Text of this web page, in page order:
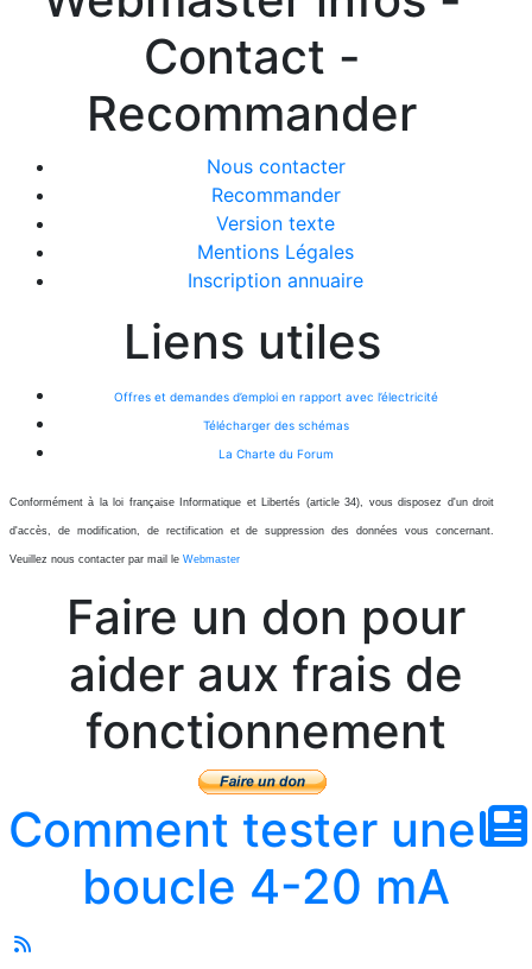
Contact -
Recommander
Nous contacter
Recommander
Version texte
Mentions Légales
Inscription annuaire
Liens utiles
Offres et demandes d’emploi en rapport avec l’électricité
Télécharger des schémas
La Charte du Forum
Conformément à la loi française Informatique et Libertés (article 34), vous disposez d'un droit
d'accès, de modification, de rectification et de suppression des données vous concernant.
Veuillez nous contacter par mail le Webmaster
Faire un don pour
aider aux frais de
fonctionnement
Comment tester une
boucle 4-20 mA